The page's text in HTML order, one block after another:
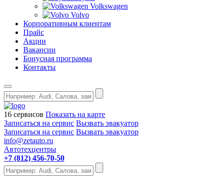
Volkswagen
Volvo
Корпоративным клиентам
Прайс
Акции
Вакансии
Бонусная программа
Контакты
16 сервисов Показать на карте
Записаться на сервис Вызвать эвакуатор
Записаться на сервис Вызвать эвакуатор
info@zetauto.ru
Автотехцентры
+7 (812) 456-70-50